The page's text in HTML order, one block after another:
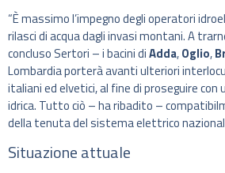
“È massimo l’impegno degli operatori
rilasci di acqua dagli invasi montani. A
concluso Sertori – i bacini diAdda,Oglio,
Lombardia porterà avanti ulteriori
italiani ed elvetici, al fine di proseguire con
idrica. Tutto ciò – ha ribadito –
della tenuta del sistema elettrico
Situazione attuale